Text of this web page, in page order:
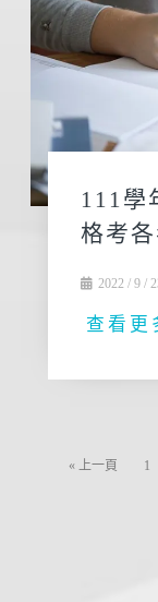
111學
格考
2022 / 9 /
查看
« 上一頁 1